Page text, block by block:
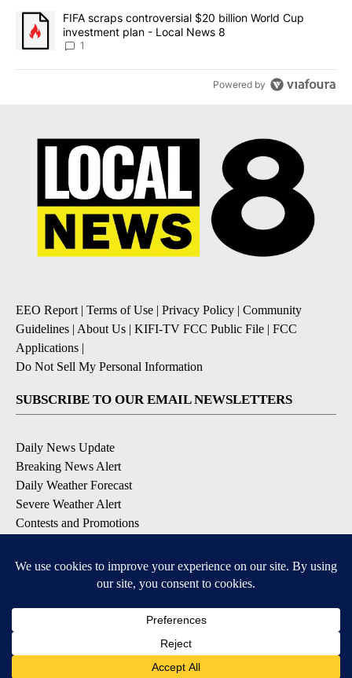
A trending article titled "FIFA scraps controversial $20 billion
FIFA scraps controversial $20 billion World Cup
investment plan - Local News 8
1
Powered by
EEO Report| Terms of Use | Privacy Policy | Community
Guidelines | About Us | KIFI-TV FCC Public File | FCC
Applications |
Do Not Sell My Personal Information
SUBSCRIBE TO OUR EMAIL NEWSLETTERS
Daily News Update
Breaking News Alert
Daily Weather Forecast
Severe Weather Alert
Contests and Promotions